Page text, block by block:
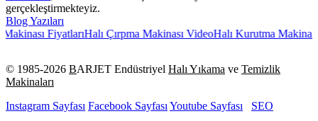
gerçekleştirmekteyiz.
Blog Yazıları
FiyatlarıHalı Çırpma Makinası VideoHalı Kurutma Makinası
© 1985-2026 BARJET Endüstriyel Halı Yıkama ve Temizlik
Makinaları
Instagram Sayfası Facebook SayfasıYoutube Sayfası SEO